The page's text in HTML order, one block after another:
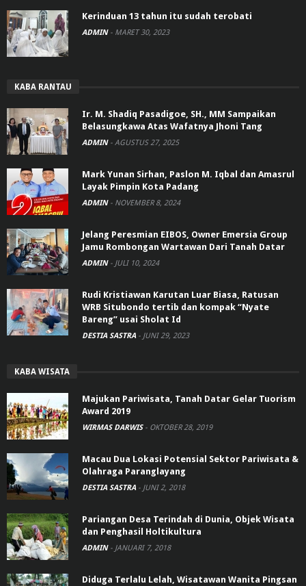
Kerinduan 13 tahun itu sudah terobati
ADMIN - MARET 30, 2023
KABA RANTAU
Ir. M. Shadiq Pasadigoe, SH., MM Sampaikan
Belasungkawa Atas Wafatnya Jhoni Tang
ADMIN - AGUSTUS 27, 2025
Mark Yunan Sirhan, Paslon M. Iqbal dan Amasrul
Layak Pimpin Kota Padang
ADMIN - NOVEMBER 8, 2024
Jelang Peresmian EIBOS, Owner Emersia Group
Jamu Rombongan Wartawan Dari Tanah Datar
ADMIN - JULI 10, 2024
Rudi Kristiawan Karutan Luar Biasa, Ratusan
WRB Situbondo tertib dan kompak “Nyate
Bareng” usai Sholat Id
DESTIA SASTRA - JUNI 29, 2023
KABA WISATA
Majukan Pariwisata, Tanah Datar Gelar Tuorism
Award 2019
WIRMAS DARWIS - OKTOBER 28, 2019
Macau Dua Lokasi Potensial Sektor Pariwisata &
Olahraga Paranglayang
DESTIA SASTRA - JUNI 2, 2018
Pariangan Desa Terindah di Dunia, Objek Wisata
dan Penghasil Holtikultura
ADMIN - JANUARI 7, 2018
Diduga Terlalu Lelah, Wisatawan Wanita Pingsan